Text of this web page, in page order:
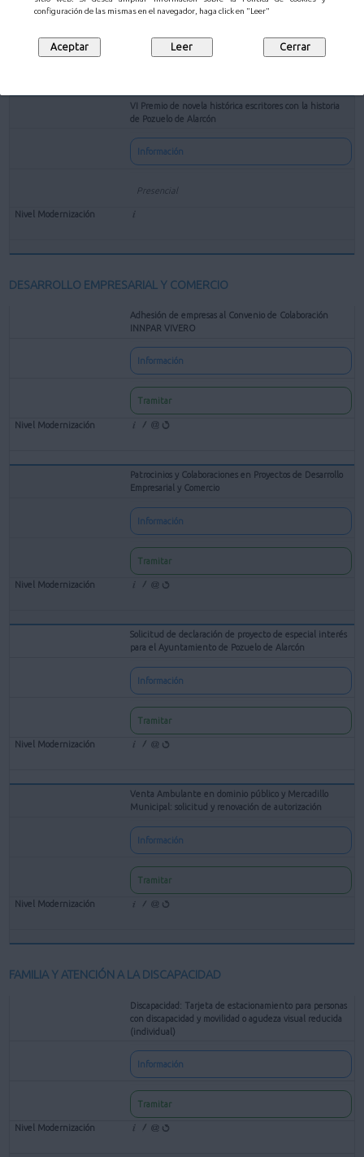
configuración de las mismas en el navegador, haga click en "Leer"
VI Premio de novela histórica escritores con la historia
de Pozuelo de Alarcón
Información
Presencial
DESARROLLO EMPRESARIAL Y COMERCIO
Adhesión de empresas al Convenio de Colaboración
INNPAR VIVERO
Información
Tramitar
Patrocinios y Colaboraciones en Proyectos de Desarrollo
Empresarial y Comercio
Información
Tramitar
Solicitud de declaración de proyecto de especial interés
para el Ayuntamiento de Pozuelo de Alarcón
Información
Tramitar
Venta Ambulante en dominio público y Mercadillo
Municipal: solicitud y renovación de autorización
Información
Tramitar
FAMILIA Y ATENCIÓN A LA DISCAPACIDAD
Discapacidad: Tarjeta de estacionamiento para personas
con discapacidad y movilidad o agudeza visual reducida
(individual)
Información
Tramitar